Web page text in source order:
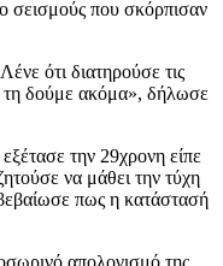
σεισμούς που σκόρπισαν
ότι διατηρούσε τις
τη δούμε ακόμα», δήλωσε
την 29χρονη είπε
να μάθει την τύχη
πως η κατάστασή
απολογισμό της